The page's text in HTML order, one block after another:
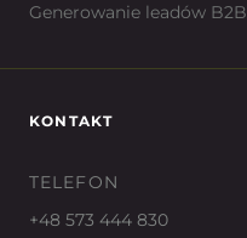
Generowanie leadów B2B
KONTAKT
TELEFON
+48 573 444 830